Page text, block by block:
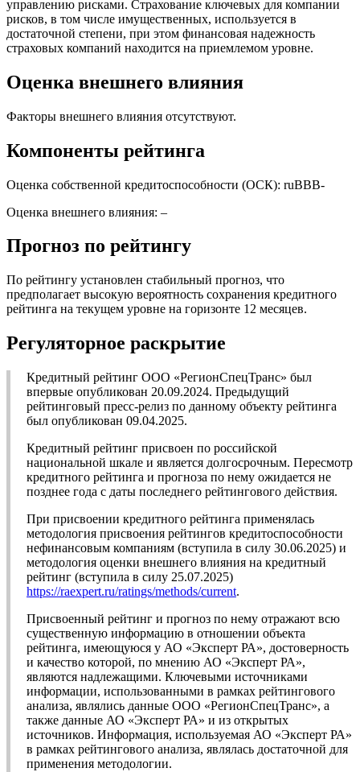
управлению рисками. Страхование ключевых для компании
рисков, в том числе имущественных, используется в
достаточной степени, при этом финансовая надежность
страховых компаний находится на приемлемом уровне.
Оценка внешнего влияния
Факторы внешнего влияния отсутствуют.
Компоненты рейтинга
Оценка собственной кредитоспособности (ОСК): ruBBB-
Оценка внешнего влияния: –
Прогноз по рейтингу
По рейтингу установлен стабильный прогноз, что
предполагает высокую вероятность сохранения кредитного
рейтинга на текущем уровне на горизонте 12 месяцев.
Регуляторное раскрытие
Кредитный рейтинг ООО «РегионСпецТранс» был
впервые опубликован 20.09.2024. Предыдущий
рейтинговый пресс-релиз по данному объекту рейтинга
был опубликован 09.04.2025.
Кредитный рейтинг присвоен по российской
национальной шкале и является долгосрочным. Пересмотр
кредитного рейтинга и прогноза по нему ожидается не
позднее года с даты последнего рейтингового действия.
При присвоении кредитного рейтинга применялась
методология присвоения рейтингов кредитоспособности
нефинансовым компаниям (вступила в силу 30.06.2025) и
методология оценки внешнего влияния на кредитный
рейтинг (вступила в силу 25.07.2025)
https://raexpert.ru/ratings/methods/current.
Присвоенный рейтинг и прогноз по нему отражают всю
существенную информацию в отношении объекта
рейтинга, имеющуюся у АО «Эксперт РА», достоверность
и качество которой, по мнению АО «Эксперт РА»,
являются надлежащими. Ключевыми источниками
информации, использованными в рамках рейтингового
анализа, являлись данные ООО «РегионСпецТранс», а
также данные АО «Эксперт РА» и из открытых
источников. Информация, используемая АО «Эксперт РА»
в рамках рейтингового анализа, являлась достаточной для
применения методологии.